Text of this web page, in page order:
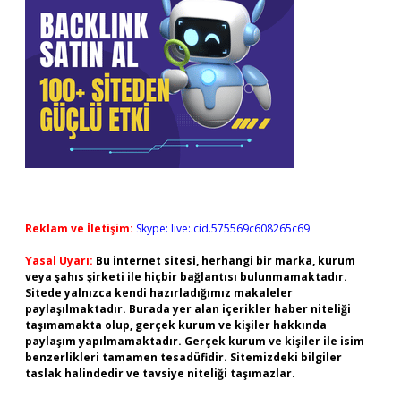
Reklam ve İletişim: Skype: live:.cid.575569c608265c69
Yasal Uyarı: Bu internet sitesi, herhangi bir marka, kurum
veya şahıs şirketi ile hiçbir bağlantısı bulunmamaktadır.
Sitede yalnızca kendi hazırladığımız makaleler
paylaşılmaktadır. Burada yer alan içerikler haber niteliği
taşımamakta olup, gerçek kurum ve kişiler hakkında
paylaşım yapılmamaktadır. Gerçek kurum ve kişiler ile isim
benzerlikleri tamamen tesadüfidir. Sitemizdeki bilgiler
taslak halindedir ve tavsiye niteliği taşımazlar.